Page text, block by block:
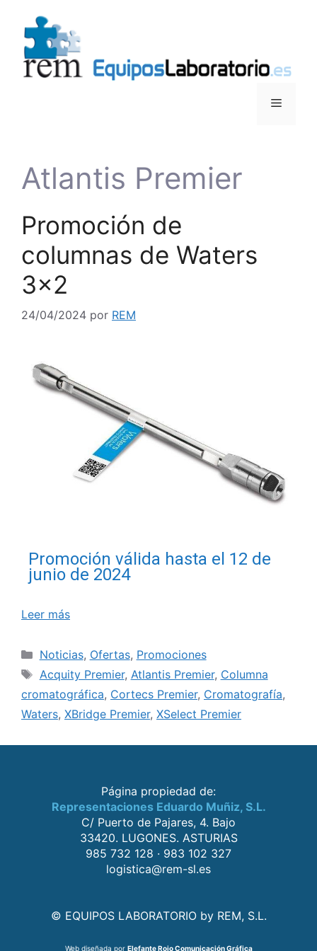
Atlantis Premier
Promoción de
columnas de Waters
3×2
24/04/2024 por REM
Promoción válida hasta el 12 de
junio de 2024
Leer más
Noticias, Ofertas, Promociones
Acquity Premier, Atlantis Premier, Columna
cromatográfica, Cortecs Premier, Cromatografía,
Waters, XBridge Premier, XSelect Premier
Página propiedad de:
Representaciones Eduardo Muñiz, S.L.
C/ Puerto de Pajares, 4. Bajo
33420. LUGONES. ASTURIAS
985 732 128 · 983 102 327
logistica@rem-sl.es
© EQUIPOS LABORATORIO by REM, S.L.
Web diseñada por Elefante Rojo Comunicación Gráfica